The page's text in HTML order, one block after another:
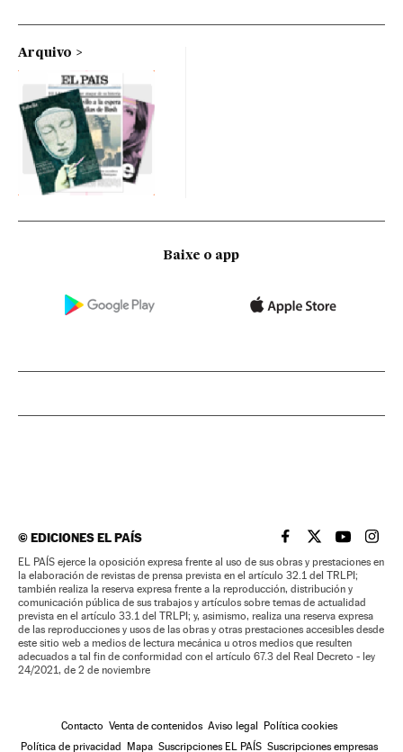
Arquivo
Baixe o app
©EDICIONES EL PAÍS EL PAÍS BRASIL EN
EL PAÍSEL PAÍS
EL
EL PAÍS ejerce la oposición expresa frente al uso de sus obras y prestaciones en
la elaboración de revistas de prensa prevista en el artículo 32.1 del TRLPI;
también realiza la reserva expresa frente a la reproducción, distribución y
comunicación pública de sus trabajos y artículos sobre temas de actualidad
prevista en el artículo 33.1 del TRLPI; y, asimismo, realiza una reserva expresa
de las reproducciones y usos de las obras y otras prestaciones accesibles desde
este sitio web a medios de lectura mecánica u otros medios que resulten
adecuados a tal fin de conformidad con el artículo 67.3 del Real Decreto - ley
24/2021, de 2 de noviembre
Contacto Venta de contenidos Aviso legal
Política cookies
Política de privacidad
Mapa Suscripciones EL PAÍS Suscripciones empresas